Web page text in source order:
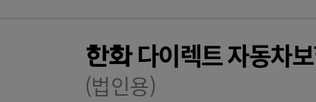
한화다이렉트 자동차
(법인용)